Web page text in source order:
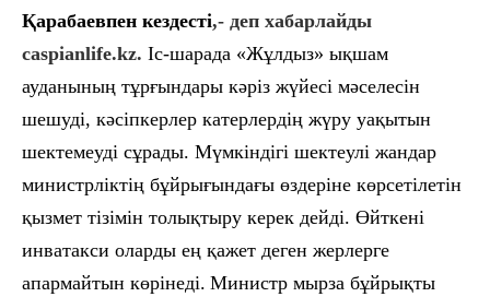
Қарабаевпен кездесті,- деп хабарлайды
caspianlife.kz. Іс-шарада «Жұлдыз» ықшам
ауданының тұрғындары кәріз жүйесі мәселесін
шешуді, кәсіпкерлер катерлердің жүру уақытын
шектемеуді сұрады. Мүмкіндігі шектеулі жандар
министрліктің бұйрығындағы өздеріне көрсетілетін
қызмет тізімін толықтыру керек дейді. Өйткені
инватакси оларды ең қажет деген жерлерге
апармайтын көрінеді. Министр мырза бұйрықты